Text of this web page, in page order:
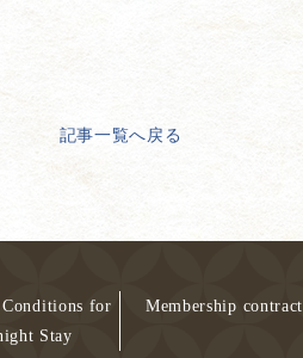
記事一覧へ戻る
Conditions for
Stay
Membership contract